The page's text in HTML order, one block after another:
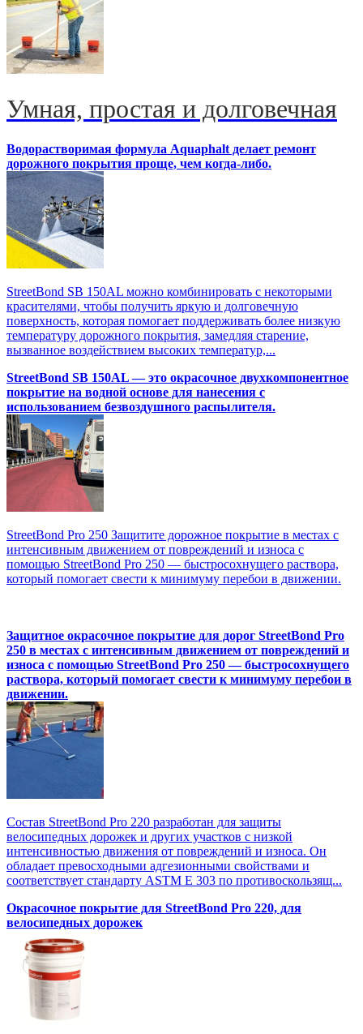
Умная, простая и долговечная
Водорастворимая формула Aquaphalt делает ремонт
дорожного покрытия проще, чем когда-либо.
StreetBond SB 150AL можно комбинировать с некоторыми
красителями, чтобы получить яркую и долговечную
поверхность, которая помогает поддерживать более низкую
температуру дорожного покрытия, замедляя старение,
вызванное воздействием высоких температур,...
StreetBond SB 150AL — это окрасочное двухкомпонентное
покрытие на водной основе для нанесения с
использованием безвоздушного распылителя.
StreetBond Pro 250 Защитите дорожное покрытие в местах с
интенсивным движением от повреждений и износа с
помощью StreetBond Pro 250 — быстросохнущего раствора,
который помогает свести к минимуму перебои в движении.
Защитное окрасочное покрытие для дорог StreetBond Pro
250 в местах с интенсивным движением от повреждений и
износа с помощью StreetBond Pro 250 — быстросохнущего
раствора, который помогает свести к минимуму перебои в
движении.
Состав StreetBond Pro 220 разработан для защиты
велосипедных дорожек и других участков с низкой
интенсивностью движения от повреждений и износа. Он
обладает превосходными адгезионными свойствами и
соответствует стандарту ASTM E 303 по противоскользящ...
Окрасочное покрытие для StreetBond Pro 220, для
велосипедных дорожек